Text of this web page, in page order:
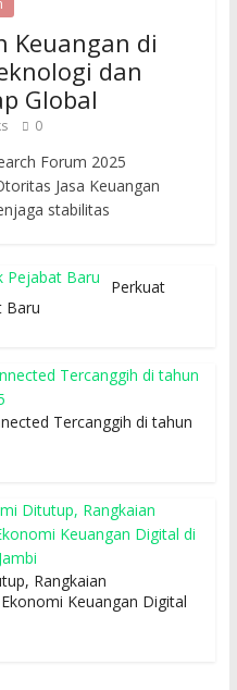
Keuangan di
dan
Global
0
Forum 2025
Jasa Keuangan
stabilitas
Perkuat
Baru
Tercanggih di tahun
Rangkaian
Keuangan Digital